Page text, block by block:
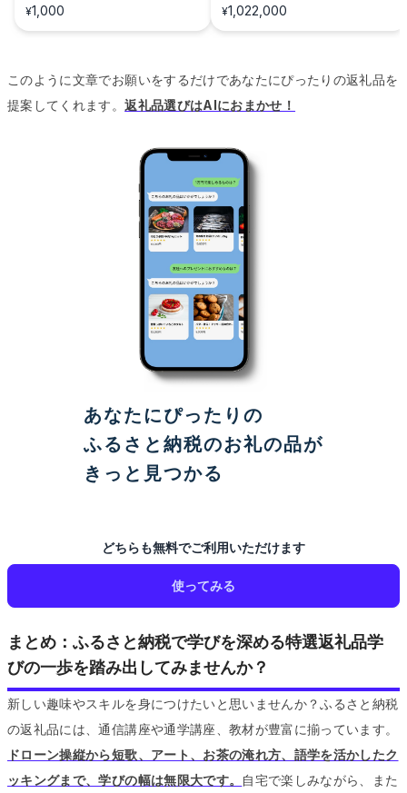
¥1,000
¥1,022,000
このように文章でお願いをするだけであなたにぴったりの返礼品を
提案してくれます。返礼品選びはAIにおまかせ！
あなたにぴったりの
ふるさと納税のお礼の品が
きっと見つかる
どちらも無料でご利用いただけます
使ってみる
まとめ：ふるさと納税で学びを深める特選返礼品学
びの一歩を踏み出してみませんか？
新しい趣味やスキルを身につけたいと思いませんか？ふるさと納税
の返礼品には、通信講座や通学講座、教材が豊富に揃っています。
ドローン操縦から短歌、アート、お茶の淹れ方、語学を活かしたク
ッキングまで、学びの幅は無限大です。 自宅で楽しみながら、また